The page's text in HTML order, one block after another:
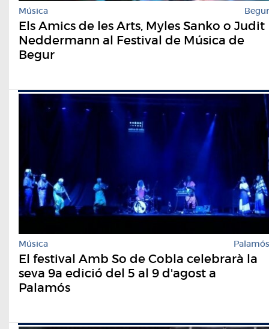
Música Begur
Els Amics de les Arts, Myles Sanko o Judit
Neddermann al Festival de Música de
Begur
Música Palamós
El festival Amb So de Cobla celebrarà la
seva 9a edició del 5 al 9 d'agost a
Palamós